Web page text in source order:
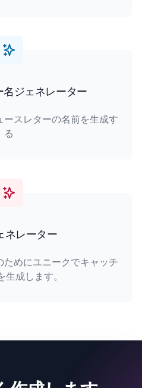
名ジェネレーター
スレターの名前を生成す
る
ネレーター
めにユニークでキャッチ
成します。